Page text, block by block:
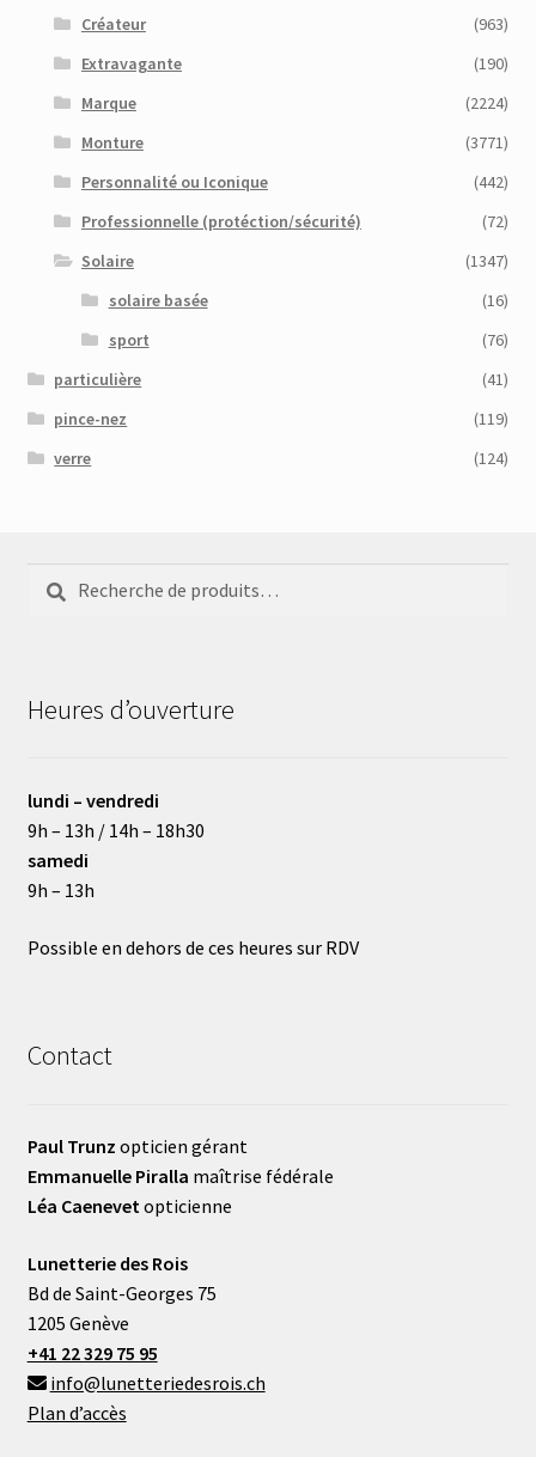
Créateur
(963)
Extravagante
(190)
Marque
(2224)
Monture
(3771)
Personnalité ou Iconique
(442)
Professionnelle (protéction/sécurité)
(72)
Solaire
(1347)
solaire basée
(16)
sport
(76)
particulière
(41)
pince-nez
(119)
verre
(124)
pour :
Heures d’ouverture
lundi – vendredi
9h – 13h / 14h – 18h30
samedi
9h – 13h
Possible en dehors de ces heures sur RDV
Contact
Paul Trunz opticien gérant
Emmanuelle Piralla maîtrise fédérale
Léa Caenevetopticienne
Lunetterie des Rois
Bd de Saint-Georges 75
1205 Genève
+41 22 329 75 95
info@lunetteriedesrois.ch
Plan d’accès